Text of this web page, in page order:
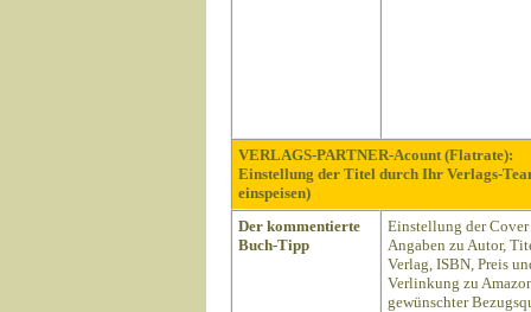
VERLAGS-PARTNER-Acount (Flatrate):
Einstellung der Titel durch Ihr Verlags-
einspeisen)
Der kommentierte
Buch-Tipp
Einstellung der
Angaben zu Autor,
Verlag, ISBN, Preis
Verlinkung zu
gewünschter